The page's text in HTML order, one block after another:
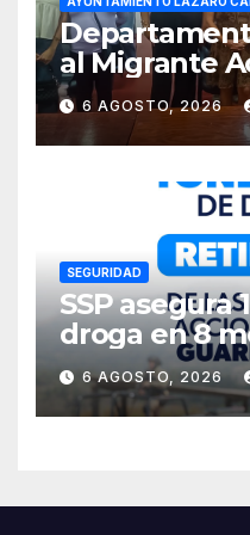
al Migrante
de
Residentes
Cárdenas
6 AGOSTO, 2026
SEGURIDAD
SSP asegura
droga en 8
6 AGOSTO, 2026